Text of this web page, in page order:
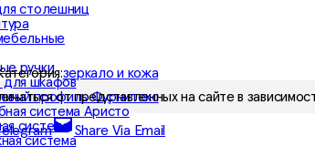
столешниц
ручки
шкафов
профиль Фурнитекс
система Аристо
система
система
зеркало и кожа
от представленных на сайте в
Share Via Email